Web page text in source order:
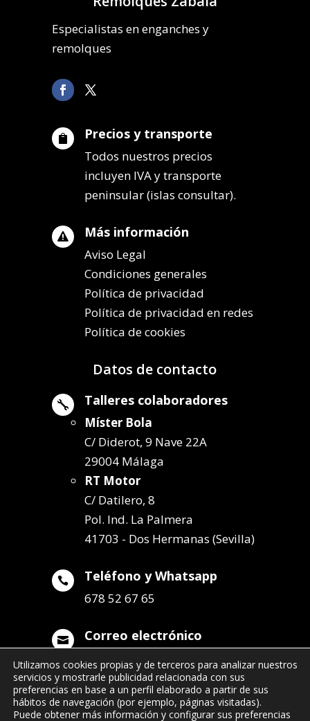
Especialistas en enganches y
remolques
 Precios y transporte
Todos nuestros precios
incluyen IVA y transporte
peninsular (islas consultar).
 Más información
Aviso Legal
Condiciones generales
Política de privacidad
Política de privacidad en redes
Política de cookies
Datos de contacto
 Talleres colaboradores
Míster Bola
C/ Diderot, 9 Nave 22A
29004 Málaga
RT Motor
C/ Datilero, 8
Pol. Ind. La Palmera
41703 - Dos Hermanas (Sevilla)
 Teléfono y Whatsapp
678 52 67 65
 Correo electrónico
info@remolqueszabala.com
Utilizamos cookies propias y de terceros para analizar nuestros
servicios y mostrarle publicidad relacionada con sus
preferencias en base a un perfil elaborado a partir de sus
hábitos de navegación (por ejemplo, páginas visitadas).
Puede obtener más información y configurar sus preferencias